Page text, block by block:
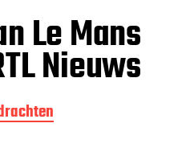
Le Mans
Nieuws